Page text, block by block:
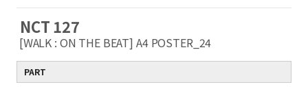
NCT 127
[WALK : ON THE BEAT] A4 POSTER_24
PART